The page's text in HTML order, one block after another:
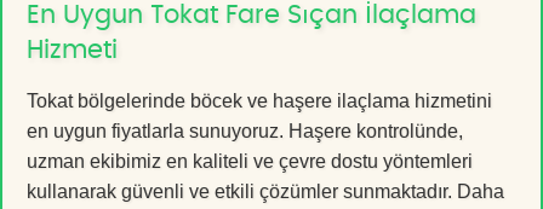
En Uygun Tokat Fare Sıçan İlaçlama
Hizmeti
Tokat bölgelerinde böcek ve haşere ilaçlama hizmetini
en uygun fiyatlarla sunuyoruz. Haşere kontrolünde,
uzman ekibimiz en kaliteli ve çevre dostu yöntemleri
kullanarak güvenli ve etkili çözümler sunmaktadır. Daha